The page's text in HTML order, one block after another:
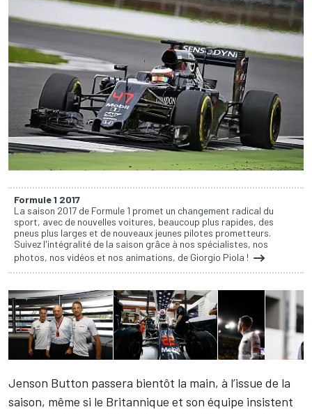
Formule 1 2017
La saison 2017 de Formule 1 promet un changement radical du
sport, avec de nouvelles voitures, beaucoup plus rapides, des
pneus plus larges et de nouveaux jeunes pilotes prometteurs.
Suivez l'intégralité de la saison grâce à nos spécialistes, nos
photos, nos vidéos et nos animations, de Giorgio Piola !
Jenson Button passera bientôt la main, à l’issue de la
saison, même si le Britannique et son équipe insistent